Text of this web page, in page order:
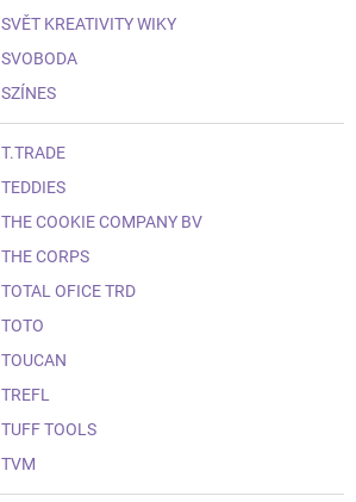
SVĚT KREATIVITY WIKY
SVOBODA
SZÍNES
T.TRADE
TEDDIES
THE COOKIE COMPANY BV
THE CORPS
TOTAL OFICE TRD
TOTO
TOUCAN
TREFL
TUFF TOOLS
TVM